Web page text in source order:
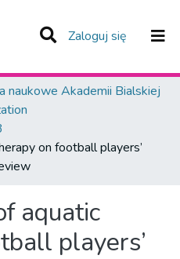
Zaloguj się (current)
naukowe Akademii Bialskiej
on football players’
aquatic
players’